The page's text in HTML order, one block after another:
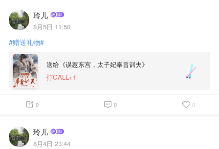
玲儿
8月5日 11:50
#赠送礼物#
送给《误惹东宫，太子妃奉旨训夫》
打CALL+1
0 0 0
玲儿
8月4日 23:44